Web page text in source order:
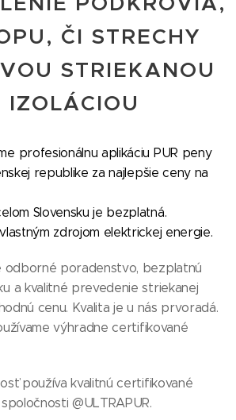
ČI STRECHY
STRIEKANOU
IZOLÁCIOU
profesionálnu aplikáciu PUR peny
republike za najlepšie ceny na
Slovensku je bezplatná.
zdrojom elektrickej energie.
odborné poradenstvo, bezplatnú
a kvalitné prevedenie striekanej
cenu. Kvalita je u nás prvoradá.
výhradne certifikované
používa kvalitnú certifikované
@ULTRAPUR.